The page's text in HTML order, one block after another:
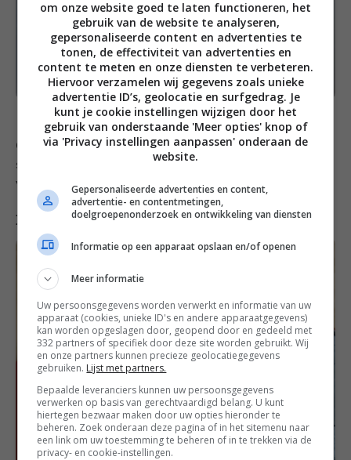
Op Lekker Tafelen kwamen we deze heerlijke wortel-
sinaasappelsoep tegen. Daar wordt iedere koning blij
van. Het recept vind je hier
Konings pavlova
om onze website goed te laten functioneren, het
gebruik van de website te analyseren,
gepersonaliseerde content en advertenties te
tonen, de effectiviteit van advertenties en
content te meten en onze diensten te verbeteren.
Hiervoor verzamelen wij gegevens zoals unieke
advertentie ID’s, geolocatie en surfgedrag. Je
kunt je cookie instellingen wijzigen door het
gebruik van onderstaande 'Meer opties' knop of
via 'Privacy instellingen aanpassen' onderaan de
website.
Gepersonaliseerde advertenties en content,
advertentie- en contentmetingen,
doelgroepenonderzoek en ontwikkeling van diensten
Informatie op een apparaat opslaan en/of openen
Meer informatie
Uw persoonsgegevens worden verwerkt en informatie van uw
apparaat (cookies, unieke ID's en andere apparaatgegevens)
kan worden opgeslagen door, geopend door en gedeeld met
332 partners of specifiek door deze site worden gebruikt. Wij
en onze partners kunnen precieze geolocatiegegevens
gebruiken. Lijst met partners.
Bepaalde leveranciers kunnen uw persoonsgegevens
verwerken op basis van gerechtvaardigd belang. U kunt
hiertegen bezwaar maken door uw opties hieronder te
beheren. Zoek onderaan deze pagina of in het sitemenu naar
een link om uw toestemming te beheren of in te trekken via de
privacy- en cookie-instellingen.